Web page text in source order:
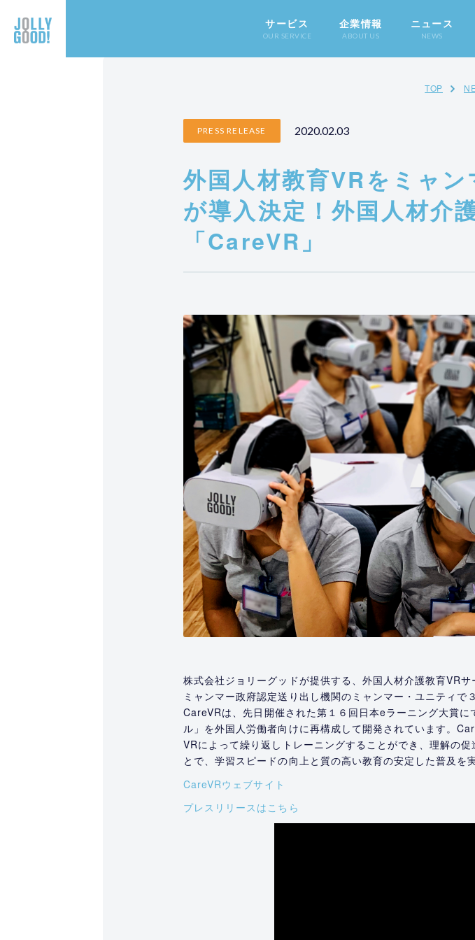
サービス
OUR SERVICE
企業情報
ABOUT US
ニュース
NEWS
TOP
PRESS RELEASE 2020.02.03
外国人材教育VRをミャ
が導入決定！外国人材介
「CareVR」
株式会社ジョリーグッドが提供する、外国人材介護教育VR
ミャンマー政府認定送り出し機関のミャンマー・ユニティで
CareVRは、先日開催された第１６回日本eラーニング大賞
ル」を外国人労働者向けに再構成して開発されています。
VRによって繰り返しトレーニングすることができ、理解の
とで、学習スピードの向上と質の高い教育の安定した普及を
CareVRウェブサイト
プレスリリースはこちら